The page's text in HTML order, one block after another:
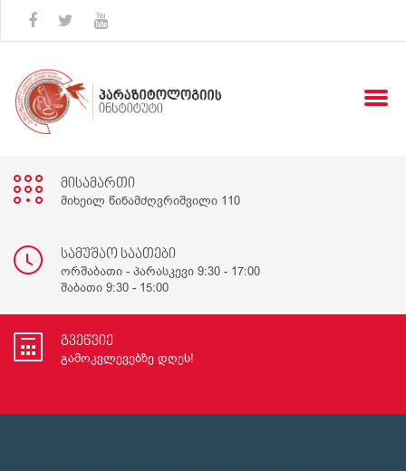
მისამართი
მიხეილ წინამძღვრიშვილი 110
სამუშაო საათები
ორშაბათი - პარასკევი 9:30 - 17:00
შაბათი 9:30 - 15:00
გვეწვიე
გამოკვლევებზე დღეს!